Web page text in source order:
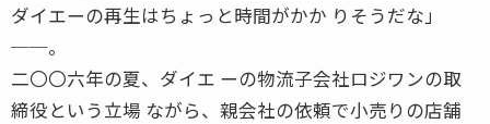
ダイエーの再生はちょっと時間がかか りそうだな」
──。
二〇〇六年の夏、ダイエ ーの物流子会社ロジワンの取
締役という立場 ながら、親会社の依頼で小売りの店舗